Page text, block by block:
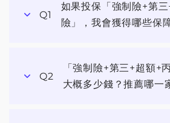
中國信託產物
法國巴黎產物
Q1
如果投保「強制險+第
險」，我會獲得哪些保
Q2
「強制險+第三+超額+
大概多少錢？推薦哪一